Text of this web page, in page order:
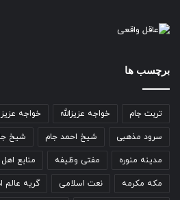
برچسب ها
تربت جام خواجه عزیزالله خواجه عزیز
سرود مذهبی شیخ احمد جام شیخ
مدینه منوره مفتی وظیفه منابع
مکه مکرمه نعت اسلامی گریه